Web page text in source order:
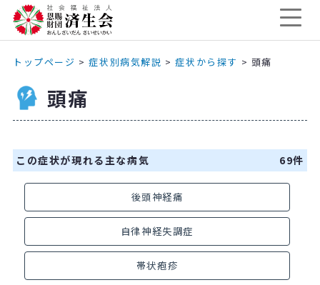
トップページ >症状別病気解説 >症状から探す > 頭痛
頭痛
この症状が現れる主な病気 69件
後頭神経痛
自律神経失調症
帯状疱疹